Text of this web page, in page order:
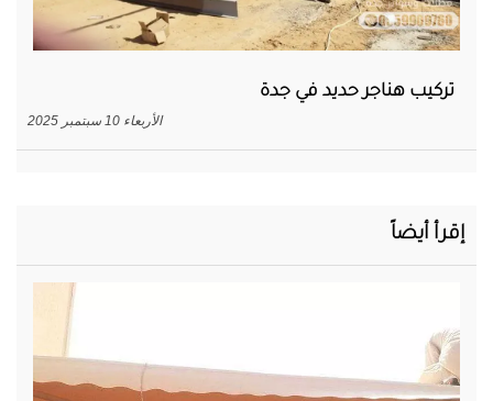
تركيب هناجر حديد في جدة
الأربعاء 10 سبتمبر 2025
إقرأ أيضاً